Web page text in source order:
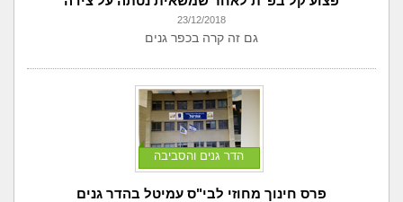
23/12/2018
גם זה קרה בכפר גנים
הדר גנים והסביבה
פרס חינוך מחוזי לבי"ס עמיטל בהדר גנים